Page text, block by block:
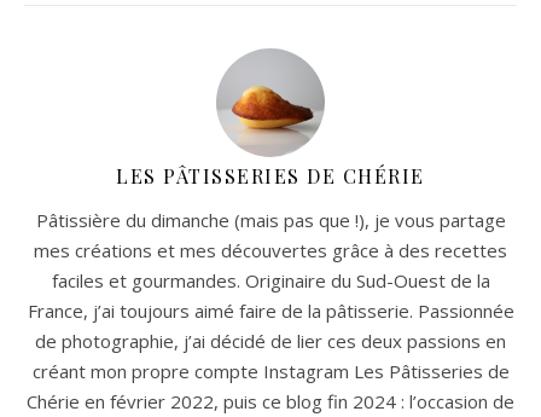
LES PÂTISSERIES DE CHÉRIE
Pâtissière du dimanche (mais pas que !), je vous partage
mes créations et mes découvertes grâce à des recettes
faciles et gourmandes. Originaire du Sud-Ouest de la
France, j’ai toujours aimé faire de la pâtisserie. Passionnée
de photographie, j’ai décidé de lier ces deux passions en
créant mon propre compte Instagram Les Pâtisseries de
Chérie en février 2022, puis ce blog fin 2024 : l’occasion de